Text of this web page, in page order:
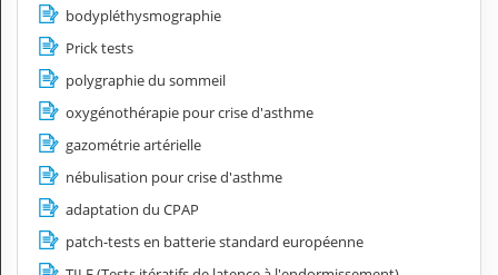
bodypléthysmographie
Prick tests
polygraphie du sommeil
oxygénothérapie pour crise d'asthme
gazométrie artérielle
nébulisation pour crise d'asthme
adaptation du CPAP
patch-tests en batterie standard européenne